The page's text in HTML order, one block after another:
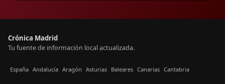
Crónica Madrid
Tu fuente de información local actualizada.
España Andalucía Aragón Asturias Baleares Canarias Cantabria